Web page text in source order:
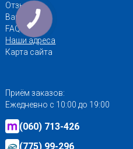
Отзывы
Вакансии
FAQ
Наши адреса
Карта сайта
Приём заказов:
Ежедневно с 10:00 до 19:00
(060) 713-426
(775) 99-296